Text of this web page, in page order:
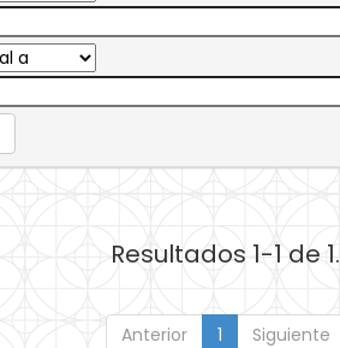
Resultados 1-1 de 1.
Anterior 1 Siguiente